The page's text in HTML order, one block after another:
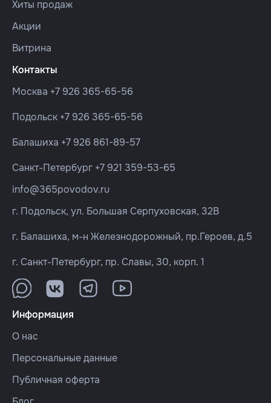
Хиты продаж
Акции
Витрина
Контакты
Москва +7 926 365-65-56
Подольск +7 926 365-65-56
Балашиха +7 926 861-89-57
Санкт-Петербург +7 921 359-53-65
info@365povodov.ru
г. Подольск, ул. Большая Серпуховская, 32В
г. Балашиха, м-н Железнодорожный, пр.Героев, д.5
г. Санкт-Петербург, пр. Славы, 30, корп. 1
Информация
О нас
Персональные данные
Публичная оферта